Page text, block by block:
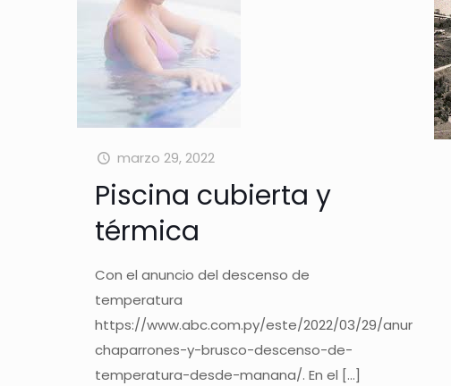
marzo 29, 2022
Piscina cubierta y
térmica
Con el anuncio del descenso de
temperatura
https://www.abc.com.py/este/2022/03/29/anuncian-
chaparrones-y-brusco-descenso-de-
temperatura-desde-manana/. En el […]